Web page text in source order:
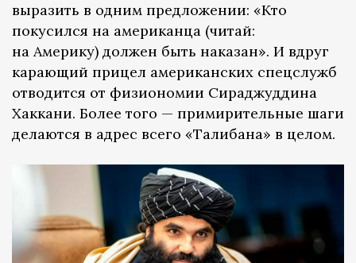
выразить в одним предложении: «Кто
покусился на американца (читай:
на Америку) должен быть наказан». И вдруг
карающий прицел американских спецслужб
отводится от физиономии Сираджуддина
Хаккани. Более того — примирительные шаги
делаются в адрес всего «Талибана» в целом.